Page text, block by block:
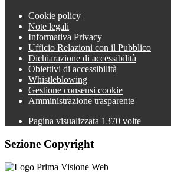
Cookie policy
Note legali
Informativa Privacy
Ufficio Relazioni con il Pubblico
Dichiarazione di accessibilità
Obiettivi di accessibilità
Whistleblowing
Gestione consensi cookie
Amministrazione trasparente
Pagina visualizzata 1370 volte
Sezione Copyright